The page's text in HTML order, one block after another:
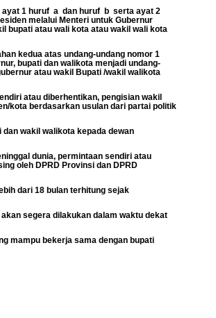
ayat 1 huruf a dan huruf b serta ayat 2
melalui Menteri untuk Gubernur
bupati atau wali kota atau wakil wali kota
kedua atas undang-undang nomor 1
bupati dan walikota menjadi undang-
atau wakil Bupati /wakil walikota
atau diberhentikan, pengisian wakil
kota berdasarkan usulan dari partai politik
wakil walikota kepada dewan
dunia, permintaan sendiri atau
oleh DPRD Provinsi dan DPRD
dari 18 bulan terhitung sejak
segera dilakukan dalam waktu dekat
mampu bekerja sama dengan bupati